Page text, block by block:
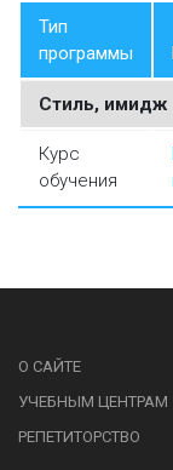
Тип
программы
Стиль, имидж
Курс
обучения
О САЙТЕ
УЧЕБНЫМ ЦЕНТРАМ
РЕПЕТИТОРСТВО